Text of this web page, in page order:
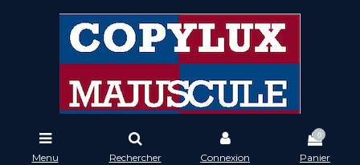
Menu Rechercher Connexion
0
Panier